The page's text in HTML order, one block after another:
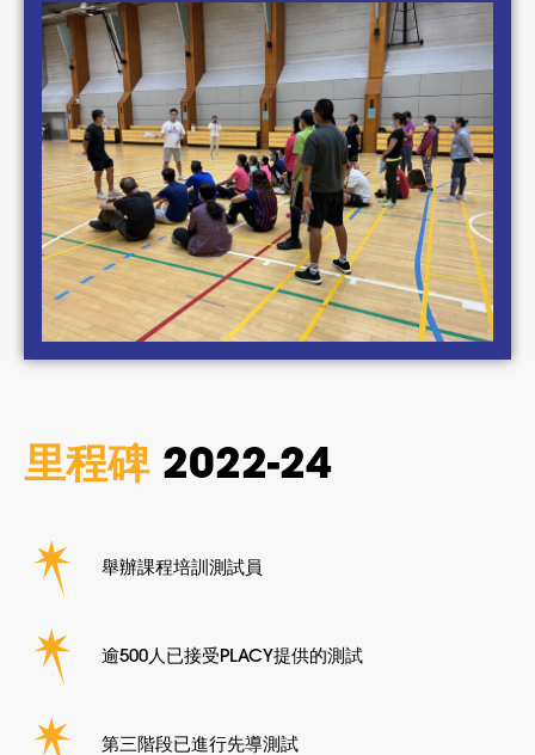
里程碑 2022-24
舉辦課程培訓測試員
逾500人已接受PLACY提供的測試
第三階段已進行先導測試